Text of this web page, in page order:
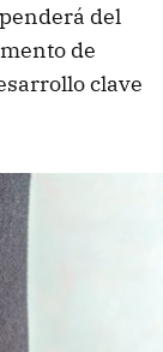
del
de
clave